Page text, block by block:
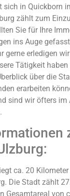
sich in Quickborn
zählt zum
Sie für Ihre
ins Auge
gerne erledigen
Tätigkeit
über die
erarbeiten
sind wir öfters im
ca. 20
Die Stadt zählt
Gesamtareal von